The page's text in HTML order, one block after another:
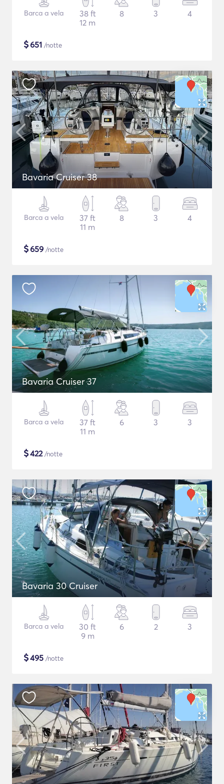
Barca a vela
38 ft
12 m
8 3 4
$651 /notte
Bavaria Cruiser 38
Barca a vela
37 ft
11 m
8 3 4
$659 /notte
Bavaria Cruiser 37
Barca a vela
37 ft
11 m
6 3 3
$422/notte
Bavaria 30 Cruiser
Barca a vela
30 ft
9 m
6 2 3
$495 /notte